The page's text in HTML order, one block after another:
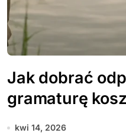
Jak dobrać
gramaturę
kwi 14, 2026